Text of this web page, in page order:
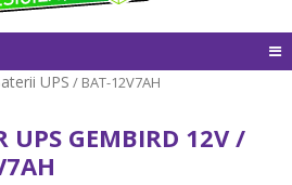
UPS / BAT-12V7AH
UPS GEMBIRD 12V /